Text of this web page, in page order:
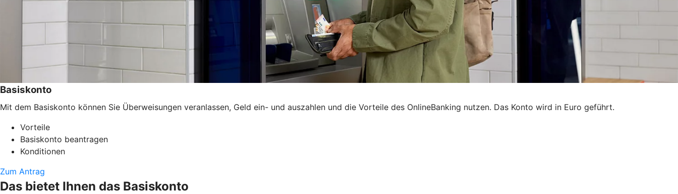
Basiskonto
Mit dem Basiskonto können Sie Überweisungen veranlassen, Geld ein- und auszahlen und die Vorteile des OnlineBanking nutzen. Das Konto wird in Euro geführt.
Vorteile
Basiskonto beantragen
Konditionen
Zum Antrag
Das bietet Ihnen das Basiskonto